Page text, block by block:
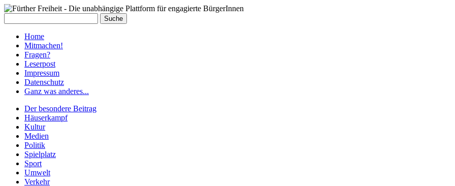
Home
Mit­ma­chen!
Fra­gen?
Le­ser­post
Im­pres­sum
Da­ten­schutz
Ganz was an­de­res...
Der besondere Beitrag
Häuserkampf
Kultur
Medien
Politik
Spielplatz
Sport
Umwelt
Verkehr